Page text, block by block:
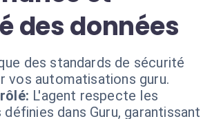
des données
des standards de sécurité
vos automatisations guru.
L'agent respecte les
dans Guru, garantissant